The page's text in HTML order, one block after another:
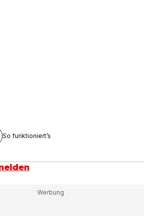
So funktioniert’s